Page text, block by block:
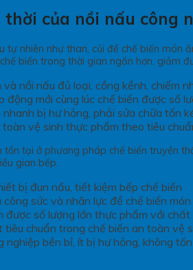
thời của nồi nấu công
tự nhiên như than, củi để chế biến
biến trong thời gian ngắn hơn, giảm
nồi nấu đủ loại, cồng kềnh, chiếm
động mới cùng lúc chế biến được số
nhanh bị hư hỏng, phải sửa chữa tốn
vệ sinh thực phẩm theo tiêu
tồn tại ở phương pháp chế biến truyền
gian bếp.
bị đun nấu, tiết kiệm bếp chế biến
công sức và nhân lực để chế biến
được số lượng lớn thực phẩm với
chuẩn trong chế biến an toàn vệ
nghiệp bền bỉ, ít bị hư hỏng, không